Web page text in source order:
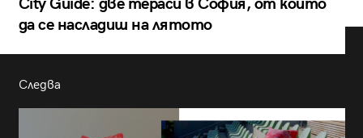
City Guide: две тераси в София, от които
да се насладиш на лятото
Следва